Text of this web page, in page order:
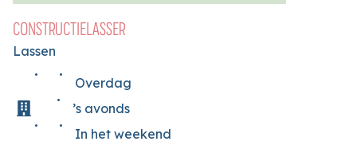
CONSTRUCTIELASSER
Lassen
Overdag
’s avonds
In het weekend